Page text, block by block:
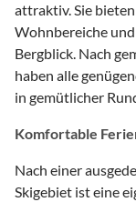
attraktiv. Sie
Wohnbereiche
Bergblick. Nach
haben alle
in gemütlicher
Komfortable
Nach einer
Skigebiet ist eine